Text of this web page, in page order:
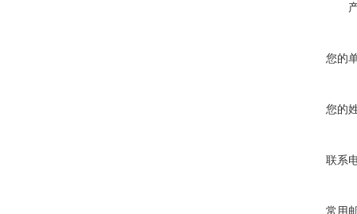
您的
您的
联系
常用